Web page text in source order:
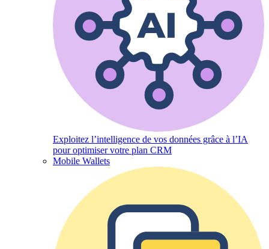
Exploitez l’intelligence de vos données grâce à l’IA
pour optimiser votre plan CRM
Mobile Wallets